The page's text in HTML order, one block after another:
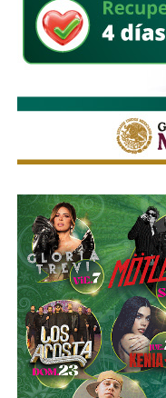
La Avenida
que ellímite de
borradas -ahí te
videos que circularon
los casos, la
del límite permitido
.
Sí hubo un fallo
viales municipales